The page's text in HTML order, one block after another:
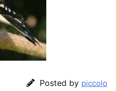
Posted by piccolo